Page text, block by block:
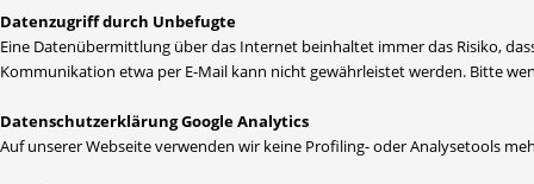
Datenzugriff durch Unbefugte
Eine Datenübermittlung über das Internet beinhaltet immer das Risiko,
Kommunikation etwa per E-Mail kann nicht gewährleistet werden. Bitte
Datenschutzerklärung Google Analytics
Auf unserer Webseite verwenden wir keine Profiling- oder Analysetools